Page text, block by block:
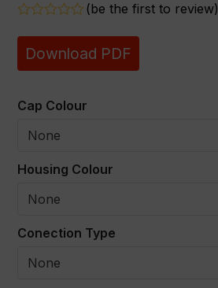
0
out
(be the first to review)
Download PDF
Cap Colour
Housing Colour
Conection Type